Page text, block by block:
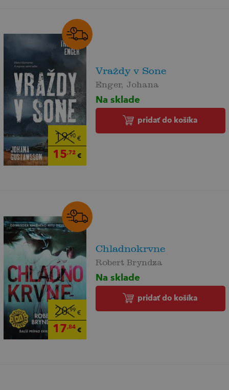
19,90€
15,72€
Vraždy v Sone
Enger, Johana
Na sklade
pridať do košíka
20,99 €
17,84€
Chladnokrvne
Robert Bryndza
Na sklade
pridať do košíka